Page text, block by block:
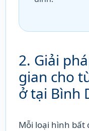
2. Giải
gian cho
ở tại Bình
Mỗi loại hình bất